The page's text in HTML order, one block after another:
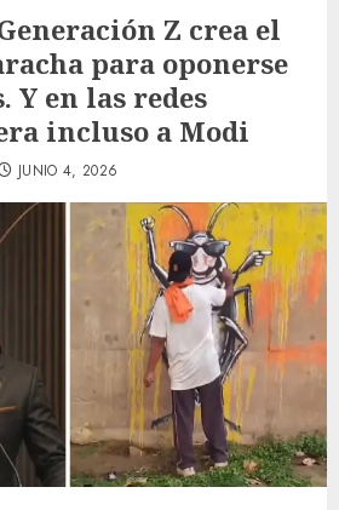
Z crea el
para oponerse
Y en las redes
incluso a Modi
JUNIO 4, 2026